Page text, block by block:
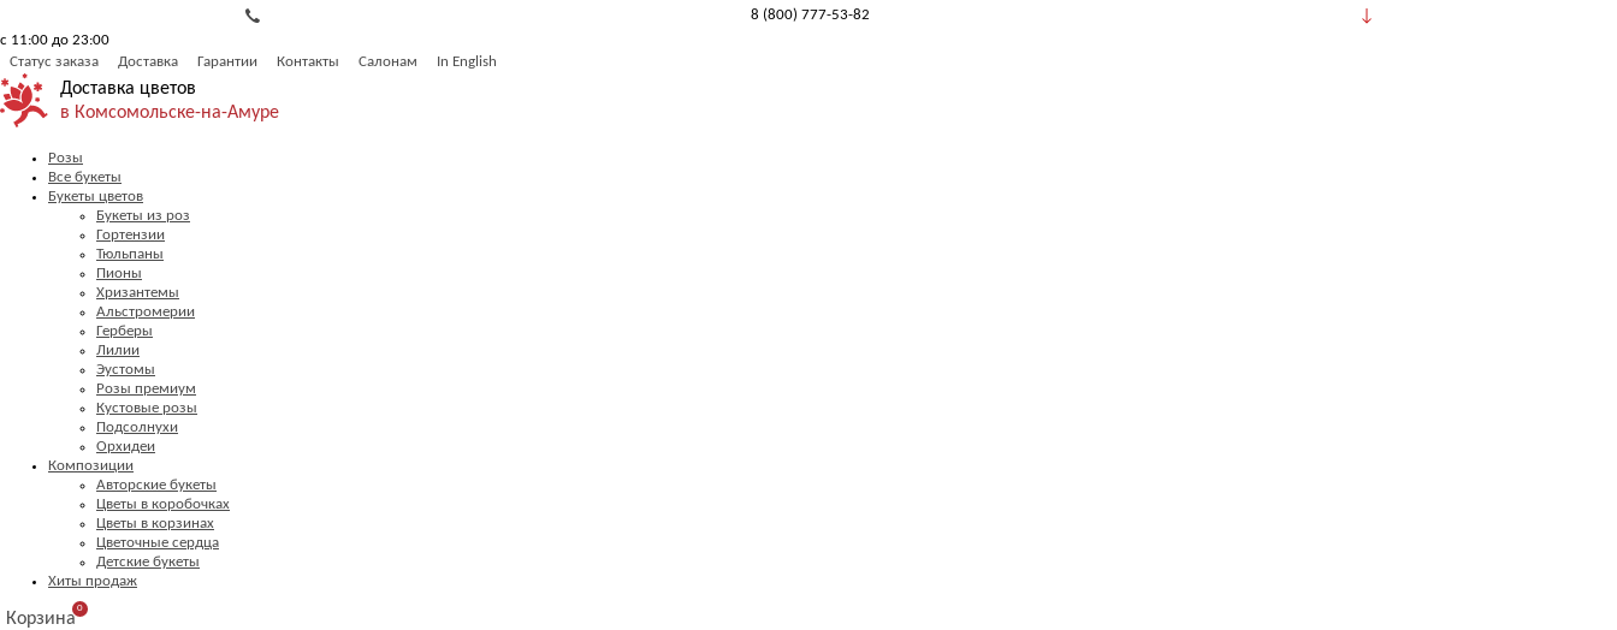
8 (800) 777-53-82
с 11:00 до 23:00
Статус заказа
Доставка Гарантии Контакты Салонам In English
Доставка цветов
в Комсомольске-на-Амуре
Розы
Все букеты
Букеты цветов
Букеты из роз
Гортензии
Тюльпаны
Пионы
Хризантемы
Альстромерии
Герберы
Лилии
Эустомы
Розы премиум
Кустовые розы
Подсолнухи
Орхидеи
Композиции
Авторские букеты
Цветы в коробочках
Цветы в корзинах
Цветочные сердца
Детские букеты
Хиты продаж
Корзина
0